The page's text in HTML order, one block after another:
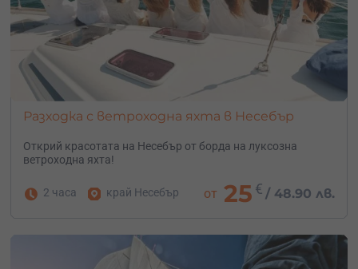
Разходка с ветроходна яхта в Несебър
Открий красотата на Несебър от борда на луксозна
ветроходна яхта!
2 часа край Несебър от 25 € /48.90 лв.